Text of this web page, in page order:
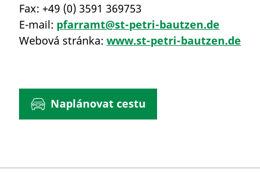
Fax: +49 (0) 3591 369753
E-mail: pfarramt@st-petri-bautzen.de
Webová stránka: www.st-petri-bautzen.de
Naplánovat cestu